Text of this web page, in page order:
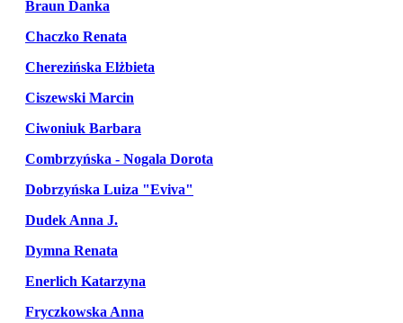
Braun Danka
Chaczko Renata
Cherezińska Elżbieta
Ciszewski Marcin
Ciwoniuk Barbara
Combrzyńska - Nogala Dorota
Dobrzyńska Luiza "Eviva"
Dudek Anna J.
Dymna Renata
Enerlich Katarzyna
Fryczkowska Anna